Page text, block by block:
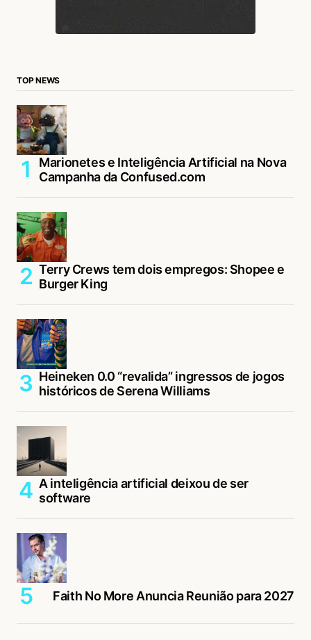
TOP NEWS
Marionetes e Inteligência Artificial na Nova
Campanha da Confused.com
Terry Crews tem dois empregos: Shopee e
Burger King
Heineken 0.0 “revalida” ingressos de jogos
históricos de Serena Williams
A inteligência artificial deixou de ser
software
Faith No More Anuncia Reunião para 2027